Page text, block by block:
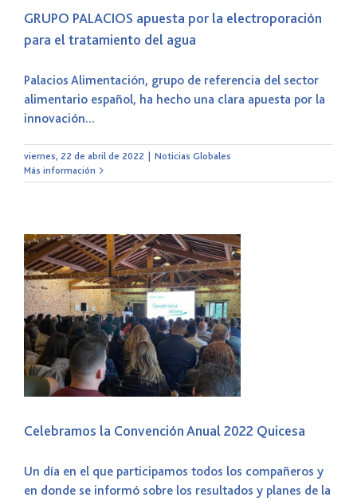
GRUPO PALACIOS apuesta por la electroporación
para el tratamiento del agua
Palacios Alimentación, grupo de referencia del sector
alimentario español, ha hecho una clara apuesta por la
innovación...
viernes, 22 de abril de 2022 | Noticias Globales
Más información
Celebramos la Convención Anual 2022 Quicesa
Un día en el que participamos todos los compañeros y
en donde se informó sobre los resultados y planes de la